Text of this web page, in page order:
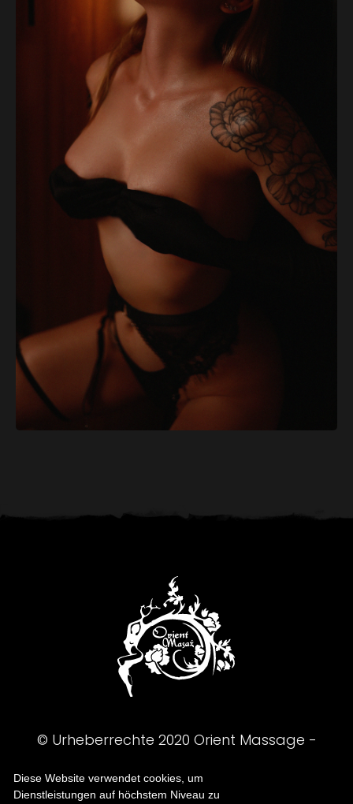
Diese Website verwendet cookies, um
Dienstleistungen auf höchstem Niveau zu
© Urheberrechte 2020 Orient Massage -